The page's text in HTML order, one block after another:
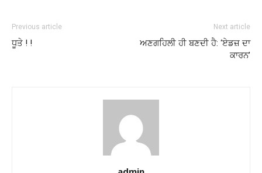
Previous article
ਧੂਤੇ ! !
Next article
ਅਣਗਹਿਲੀ ਹੀ ਬਣਦੀ ਹੈ: ‘ਏਡਜ਼ ਦਾ
ਕਾਰਨ’